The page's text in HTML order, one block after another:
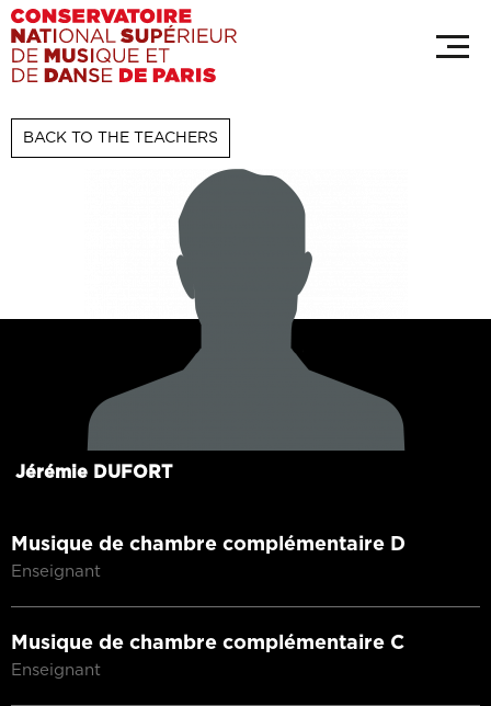
Skip
to
main
content
BACK TO THE TEACHERS
Jérémie DUFORT
Musique de chambre complémentaire D
Enseignant
Musique de chambre complémentaire C
Enseignant
Cookies management panel